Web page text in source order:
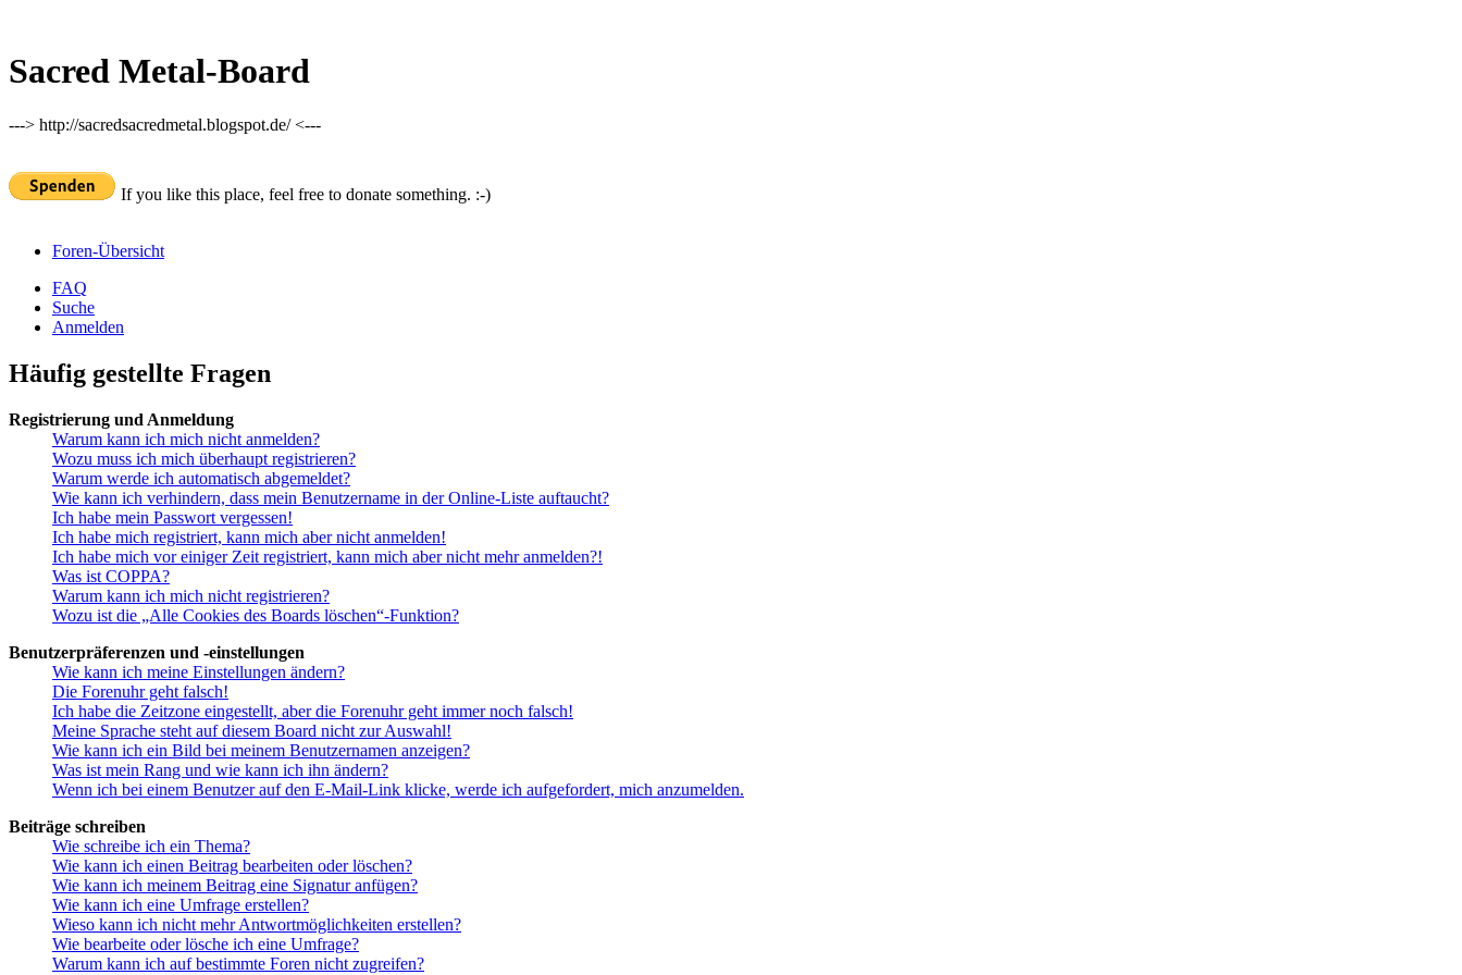
Sacred Metal-Board
---> http://sacredsacredmetal.blogspot.de/ <---
If you like this place, feel free to donate something. :-)
Foren-Übersicht
FAQ
Suche
Anmelden
Häufig gestellte Fragen
Registrierung und Anmeldung
Warum kann ich mich nicht anmelden?
Wozu muss ich mich überhaupt registrieren?
Warum werde ich automatisch abgemeldet?
Wie kann ich verhindern, dass mein Benutzername in der Online-Liste auftaucht?
Ich habe mein Passwort vergessen!
Ich habe mich registriert, kann mich aber nicht anmelden!
Ich habe mich vor einiger Zeit registriert, kann mich aber nicht mehr anmelden?!
Was ist COPPA?
Warum kann ich mich nicht registrieren?
Wozu ist die „Alle Cookies des Boards löschen“-Funktion?
Benutzerpräferenzen und -einstellungen
Wie kann ich meine Einstellungen ändern?
Die Forenuhr geht falsch!
Ich habe die Zeitzone eingestellt, aber die Forenuhr geht immer noch falsch!
Meine Sprache steht auf diesem Board nicht zur Auswahl!
Wie kann ich ein Bild bei meinem Benutzernamen anzeigen?
Was ist mein Rang und wie kann ich ihn ändern?
Wenn ich bei einem Benutzer auf den E-Mail-Link klicke, werde ich aufgefordert, mich anzumelden.
Beiträge schreiben
Wie schreibe ich ein Thema?
Wie kann ich einen Beitrag bearbeiten oder löschen?
Wie kann ich meinem Beitrag eine Signatur anfügen?
Wie kann ich eine Umfrage erstellen?
Wieso kann ich nicht mehr Antwortmöglichkeiten erstellen?
Wie bearbeite oder lösche ich eine Umfrage?
Warum kann ich auf bestimmte Foren nicht zugreifen?